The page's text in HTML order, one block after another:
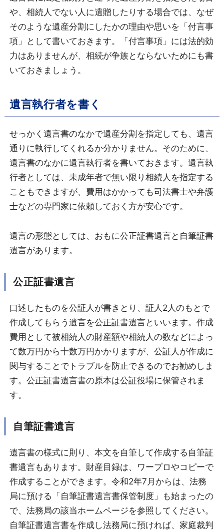
や、相続人でない人に遺贈したりする場合では、なぜ
そのような遺産分割にしたかの理由や思いを「付言事
項」として書いておきます。「付言事項」には法的効
力はありませんが、相続が争族とならないためにも書
いておきましょう。
遺言執行者を書く
せっかく遺言書のなかで遺産分割を指定しても、遺言
通りに執行してくれるか分かりません。そのために、
遺言書のなかに遺言執行者を書いておきます。遺言執
行者としては、未成年者で無い限り相続人を指定する
こともできますが、費用はかかっても司法書士や弁護
士などの専門家に依頼しておく方が安心です。
遺言の形態としては、おもに公正証書遺言と自筆証書
遺言があります。
公正証書遺言
口述したものを公証人が書きとり、証人2人のもとで
作成してもらう遺言を公正証書遺言といいます。作成
費用として被相続人の財産額や相続人の数などによっ
て数万円から十数万円かかりますが、公証人が作成に
関与することでトラブルを防止できるのでお勧めしま
す。公正証書遺言書の原本は公証役場に保管されま
す。
自筆証書遺言
遺言書の様式に則り、本文を自筆して作成する自筆証
書遺言もあります。財産目録は、ワープロやコピーで
作成することができます。令和2年7月からは、法務
局に預ける「自筆証書遺言書保管制度」も始まったの
で、法務局の該当ホームページを参照してください。
自筆証書遺言書を作成し法務局に預ければ、家庭裁判